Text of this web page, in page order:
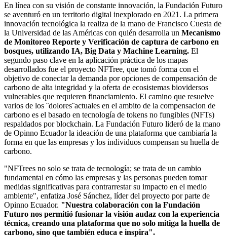
En línea con su visión de constante innovación, la Fundación Futuro
se aventuró en un territorio digital inexplorado en 2021. La primera
innovación tecnológica la realiza de la mano de Francisco Cuesta de
la Universidad de las Américas con quién desarrolla un Mecanismo
de Monitoreo Reporte y Verificación de captura de carbono en
bosques, utilizando IA, Big Data y Machine Learning. El
segundo paso clave en la aplicación práctica de los mapas
desarrollados fue el proyecto NFTree, que tomó forma con el
objetivo de conectar la demanda por opciones de compensación de
carbono de alta integridad y la oferta de ecosistemas biovidersos
vulnerables que requieren financiamiento. El camino que resuelve
varios de los ¨dolores¨actuales en el ambito de la compensacion de
carbono es el basado en tecnología de tokens no fungibles (NFTs)
respaldados por blockchain. La Fundación Futuro lideró de la mano
de Opinno Ecuador la ideación de una plataforma que cambiaría la
forma en que las empresas y los individuos compensan su huella de
carbono.
"NFTrees no solo se trata de tecnología; se trata de un cambio
fundamental en cómo las empresas y las personas pueden tomar
medidas significativas para contrarrestar su impacto en el medio
ambiente", enfatiza José Sánchez, líder del proyecto por parte de
Opinno Ecuador. "Nuestra colaboración con la Fundación
Futuro nos permitió fusionar la visión audaz con la experiencia
técnica, creando una plataforma que no solo mitiga la huella de
carbono, sino que también educa e inspira".